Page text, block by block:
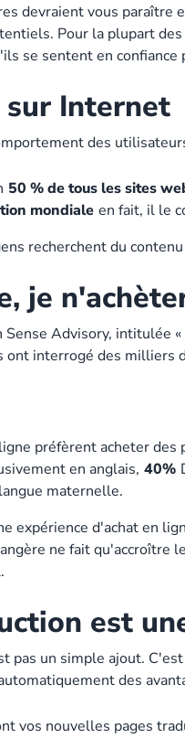
devraient vous
Pour la plupart
se sentent en
sur Internet
des
50 % de tous les sites
mondiale en fait, il le
recherchent du
je
Advisory, intitulée
interrogé des milliers
préfèrent acheter
en anglais, 40%
maternelle.
expérience d'achat en
ne fait
est
pas un simple ajout.
des
vos nouvelles pages